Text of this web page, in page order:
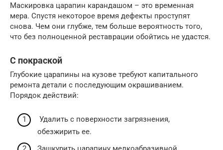
Маскировка царапин карандашом – это временная
мера. Спустя некоторое время дефекты проступят
снова. Чем они глубже, тем больше вероятность того,
что без полноценной реставрации обойтись не удастся.
С покраской
Глубокие царапины на кузове требуют капитального
ремонта детали с последующим окрашиванием.
Порядок действий:
Удалить с поверхности загрязнения,
обезжирить ее.